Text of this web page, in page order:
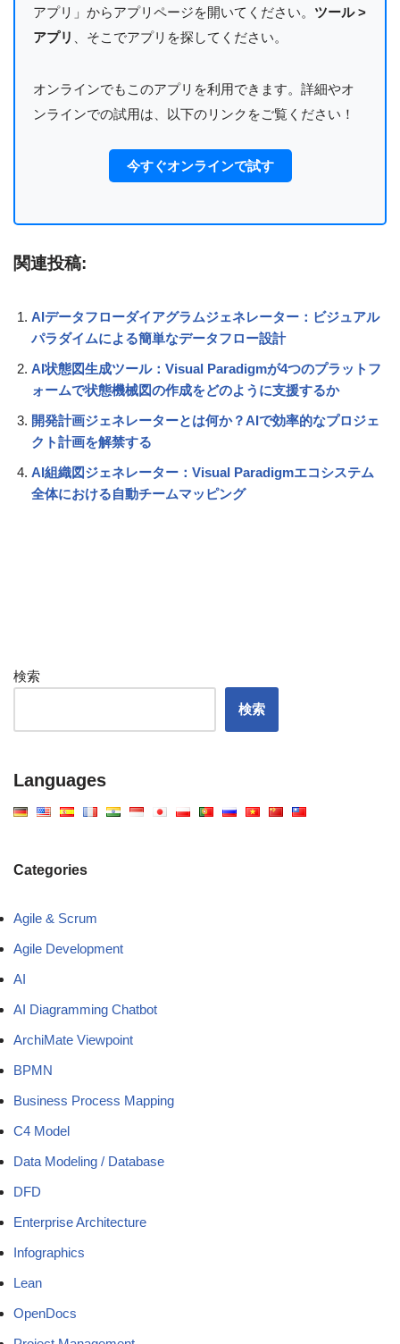
アプリ」からアプリページを開いてください。 ツール >
アプリ 、そこでアプリを探してください。
オンラインでもこのアプリを利用できます。詳細やオ
ンラインでの試用は、以下のリンクをご覧ください！
今すぐオンラインで試す
関連投稿:
AIデータフローダイアグラムジェネレーター：ビジュアル
パラダイムによる簡単なデータフロー設計
AI状態図生成ツール：Visual Paradigmが4つのプラットフ
ォームで状態機械図の作成をどのように支援するか
開発計画ジェネレーターとは何か？AIで効率的なプロジェ
クト計画を解禁する
AI組織図ジェネレーター：Visual Paradigmエコシステム
全体における自動チームマッピング
検索
検索
Languages
Categories
Agile & Scrum
Agile Development
AI
AI Diagramming Chatbot
ArchiMate Viewpoint
BPMN
Business Process Mapping
C4 Model
Data Modeling / Database
DFD
Enterprise Architecture
Infographics
Lean
OpenDocs